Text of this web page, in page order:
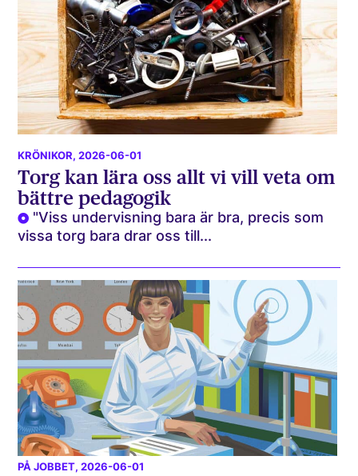
KRÖNIKOR, 2026-06-01
Torg kan lära oss allt vi vill veta om
bättre pedagogik
"Viss undervisning bara är bra, precis som
vissa torg bara drar oss till...
PÅ JOBBET, 2026-06-01